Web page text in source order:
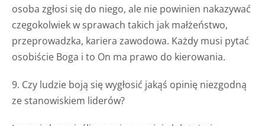
osoba zgłosi się do niego, ale nie powinien nakazywać
czegokolwiek w sprawach takich jak małżeństwo,
przeprowadzka, kariera zawodowa. Każdy musi pytać
osobiście Boga i to On ma prawo do kierowania.
9. Czy ludzie boją się wygłosić jakąś opinię niezgodną
ze stanowiskiem liderów?